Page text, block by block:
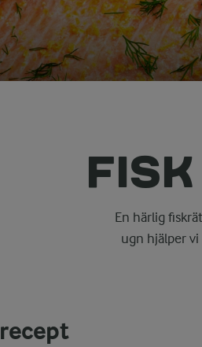
En härlig
ugn hjälper
recept